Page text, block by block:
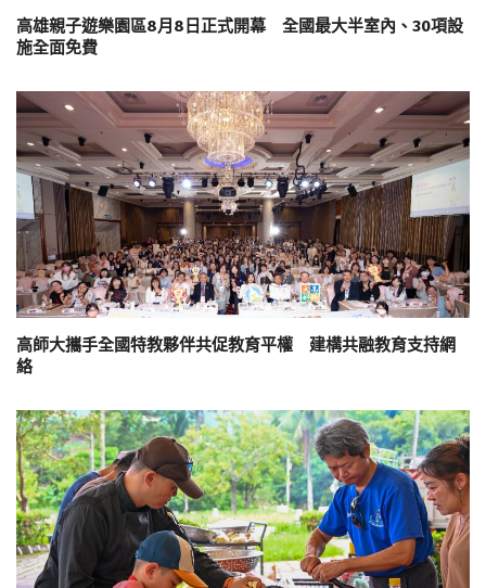
高雄親子遊樂園區8月8日正式開幕 全國最大半室內、30項設
施全面免費
高師大攜手全國特教夥伴共促教育平權 建構共融教育支持網
絡